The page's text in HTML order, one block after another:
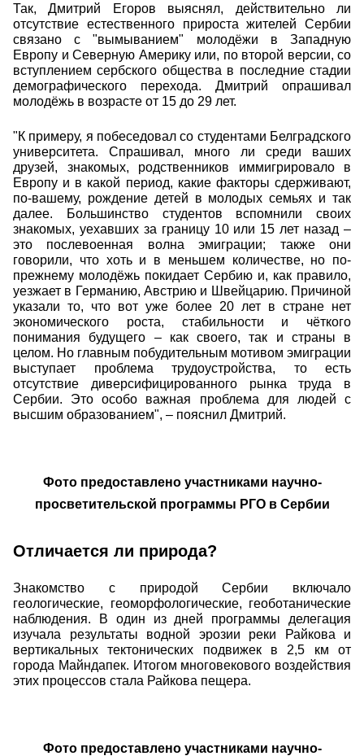
Так, Дмитрий Егоров выяснял, действительно ли
отсутствие естественного прироста жителей Сербии
связано с "вымыванием" молодёжи в Западную
Европу и Северную Америку или, по второй версии, со
вступлением сербского общества в последние стадии
демографического перехода. Дмитрий опрашивал
молодёжь в возрасте от 15 до 29 лет.
"К примеру, я побеседовал со студентами Белградского
университета. Спрашивал, много ли среди ваших
друзей, знакомых, родственников иммигрировало в
Европу и в какой период, какие факторы сдерживают,
по-вашему, рождение детей в молодых семьях и так
далее. Большинство студентов вспомнили своих
знакомых, уехавших за границу 10 или 15 лет назад –
это послевоенная волна эмиграции; также они
говорили, что хоть и в меньшем количестве, но по-
прежнему молодёжь покидает Сербию и, как правило,
уезжает в Германию, Австрию и Швейцарию. Причиной
указали то, что вот уже более 20 лет в стране нет
экономического роста, стабильности и чёткого
понимания будущего – как своего, так и страны в
целом. Но главным побудительным мотивом эмиграции
выступает проблема трудоустройства, то есть
отсутствие диверсифицированного рынка труда в
Сербии. Это особо важная проблема для людей с
высшим образованием", – пояснил Дмитрий.
Фото предоставлено участниками научно-
просветительской программы РГО в Сербии
Отличается ли природа?
Знакомство с природой Сербии включало
геологические, геоморфологические, геоботанические
наблюдения. В один из дней программы делегация
изучала результаты водной эрозии реки Райкова и
вертикальных тектонических подвижек в 2,5 км от
города Майндапек. Итогом многовекового воздействия
этих процессов стала Райкова пещера.
Фото предоставлено участниками научно-